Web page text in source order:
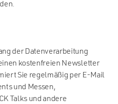
der Datenverarbeitung
kostenfreien Newsletter
Sie regelmäßig per E-Mail
und Messen,
Talks und andere